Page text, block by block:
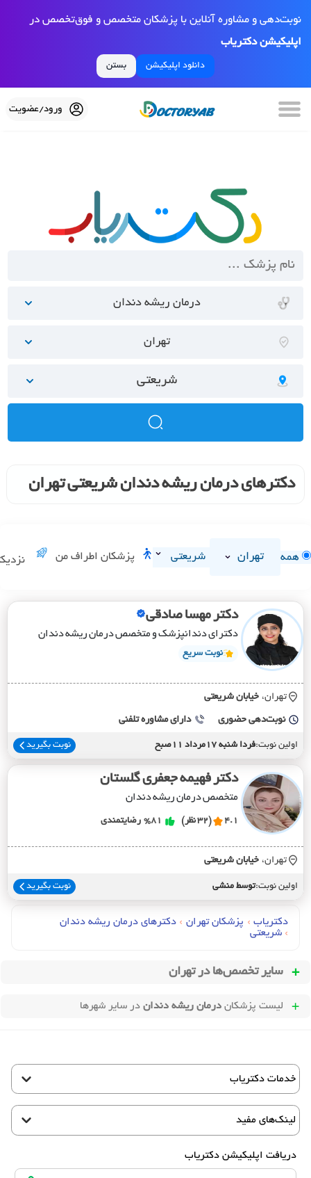
نوبت‌دهی و مشاوره آنلاین با پزشکان متخصص و فوق‌تخصص در
اپلیکیشن دکتریاب
دانلود اپلیکیشن بستن
ورود/عضویت
درمان ریشه دندان
تهران
شریعتی
دکترهای درمان ریشه دندان شریعتی تهران
همه تهران شریعتی پزشکان اطراف من
دکتر مهسا صادقی
دکترای دندانپزشک و متخصص درمان ریشه دندان
نوبت سریع
تهران، خيابان شريعتي
نوبت‌دهی حضوری دارای مشاوره تلفنی
اولین نوبت:فردا شنبه 17مرداد 11صبح نوبت بگیرید
دکتر فهیمه جعفری گلستان
متخصص درمان ریشه دندان
4.1 (32 نظر) %81 رضایتمندی
تهران، خيابان شريعتي
اولین نوبت:توسط منشی نوبت بگیرید
دکتریاب › پزشکان تهران › دکترهای درمان ريشه دندان
› شریعتی
سایر تخصص‌ها درتهران
لیست پزشکان درمان ریشه دندان در سایر شهرها
خدمات دکتریاب
لینک‌های مفید
دریافت اپلیکیشن دکتریاب